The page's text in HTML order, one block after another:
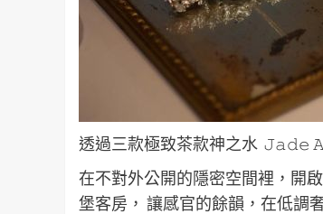
透過三款極致茶款神之水
在不對外公開的隱密空間裡，開
堡客房， 讓感官的餘韻，在低調